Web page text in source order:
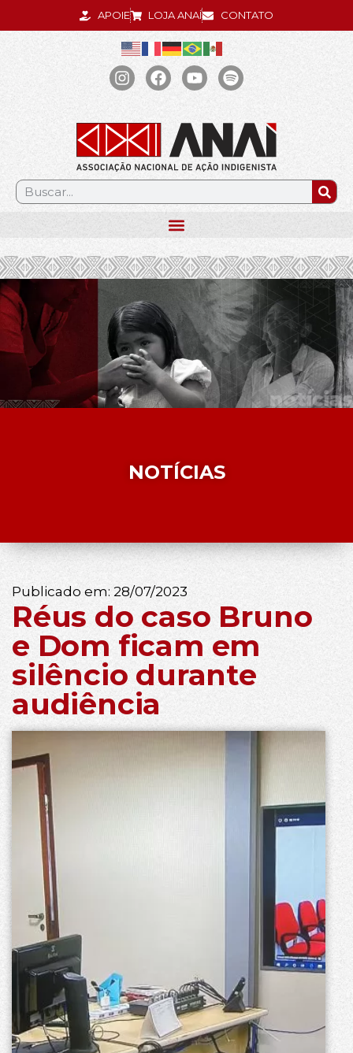
APOIE LOJA ANAÍ CONTATO
.
NOTÍCIAS
Publicado em: 28/07/2023
Réus do caso Bruno
e Dom ficam em
silêncio durante
audiência